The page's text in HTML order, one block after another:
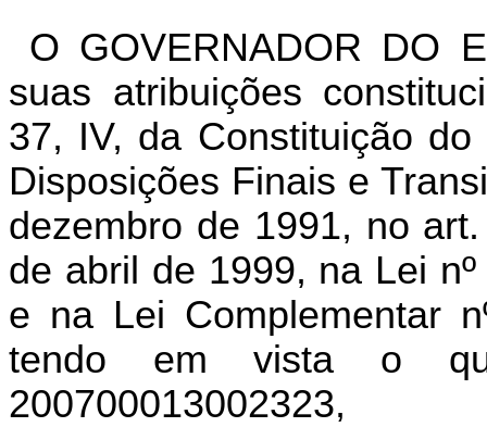
O GOVERNADOR DO
suas atribuições
37, IV, da Constituição
Disposições Finais e
dezembro de 1991, no
de abril de 1999, na Lei
e na Lei Complementar
tendo em vista o
200700013002323,